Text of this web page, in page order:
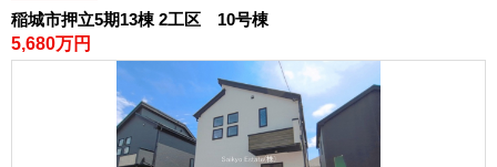
稲城市押立5期13棟 2工区 10号棟
5,680万円